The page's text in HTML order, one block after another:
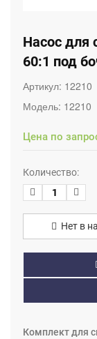
Насос для
60:1 под
Артикул: 12210
Модель: 12210
Цена по
Количество:
Нет в
Комплект для